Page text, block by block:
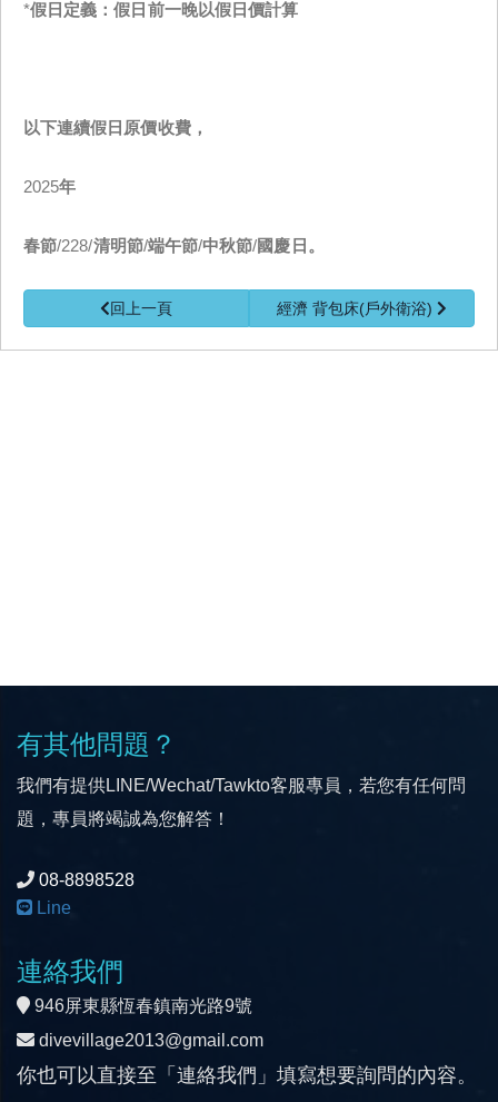
*假日定義：假日前一晚以假日價計算
以下連續假日原價收費，
2025年
春節/228/清明節/端午節/中秋節/國慶日。
回上一頁 經濟 背包床(戶外衛浴)
有其他問題？
我們有提供LINE/Wechat/Tawkto客服專員，若您有任何問
題，專員將竭誠為您解答！
08-8898528
Line
連絡我們
946屏東縣恆春鎮南光路9號
divevillage2013@gmail.com
你也可以直接至「連絡我們」填寫想要詢問的內容。